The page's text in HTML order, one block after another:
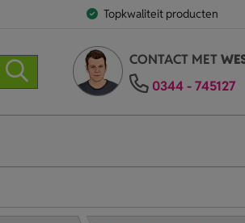
Topkwaliteit producten
CONTACT MET
0344 - 745127